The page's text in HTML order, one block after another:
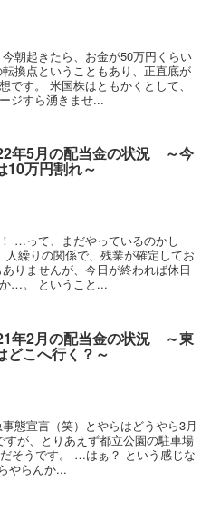
朝起きたら、お金が50万円くらい
換点ということもあり、正直底が
す。 米国株はともかくとして、
ジすら湧きませ...
年5月の配当金の状況 ～今
10万円割れ～
…って、まだやっているのかし
繰りの関係で、残業が確定してお
りませんが、今日が終われば休日
…。 ということ...
年2月の配当金の状況 ～東
どこへ行く？～
態宣言（笑）とやらはどうやら3月
が、とりあえず都立公園の駐車場
そうです。 …はぁ？ という感じな
やらんか...